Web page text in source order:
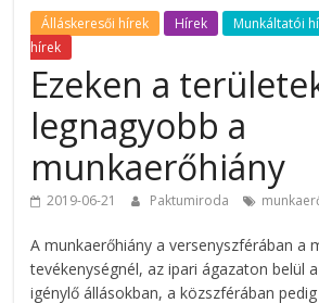
Álláskeresői hírek Hírek Munkáltatói
hírek
Ezeken a
legnagyobb a
munkaerőhiány
2019-06-21 Paktumiroda
A munkaerőhiány a versenyszférában a
tevékenységnél, az ipari ágazaton belül
igénylő állásokban, a közszférában